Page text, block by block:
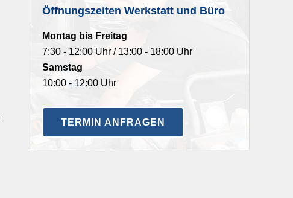
Öffnungszeiten Werkstatt und Büro
Montag bis Freitag
7:30 - 12:00 Uhr / 13:00 - 18:00 Uhr
Samstag
10:00 - 12:00 Uhr
TERMIN ANFRAGEN